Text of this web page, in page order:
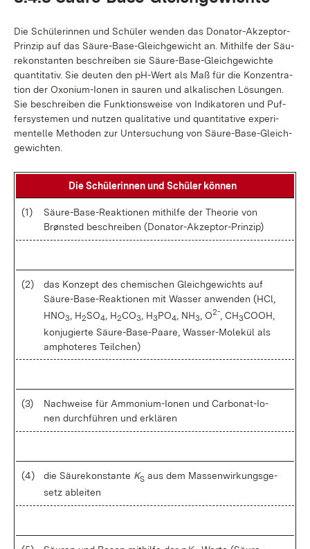
Die Schü­le­rin­nen und Schü­ler wen­den das Do­na­tor-Ak­zep­tor-
Prin­zip auf das Säu­re-Ba­se-Gleich­ge­wicht an. Mit­hil­fe der Säu­
re­kon­stan­ten be­schrei­ben sie Säu­re-Ba­se-Gleich­ge­wich­te
quan­ti­ta­tiv. Sie deu­ten den pH-Wert als Maß für die Kon­zen­tra­
ti­on der Oxo­ni­um-Io­nen in sau­ren und al­ka­li­schen Lö­sun­gen.
Sie be­schrei­ben die Funk­ti­ons­wei­se von In­di­ka­to­ren und Puf­
fer­sys­te­men und nut­zen qua­li­ta­ti­ve und quan­ti­ta­ti­ve ex­pe­ri­
men­tel­le Me­tho­den zur Un­ter­su­chung von Säu­re-Ba­se-Gleich­
ge­wich­ten.
Die Schü­le­rin­nen und Schü­ler kön­nen
(1)
Säu­re-Ba­se-Re­ak­tio­nen mit­hil­fe der Theo­rie von
Brøn­sted be­schrei­ben (Do­na­tor-Ak­zep­tor-Prin­zip)
(2)
das Kon­zept des che­mi­schen Gleich­ge­wichts auf
Säu­re-Ba­se-Re­ak­tio­nen mit Was­ser an­wen­den (HCl,
HNO3 , H2SO4 , H2CO3 , H3PO4 , NH3 , O2- , CH3COOH,
kon­ju­gier­te Säu­re-Ba­se-Paa­re, Was­ser-Mo­le­kül als
am­pho­te­res Teil­chen)
(3)
Nach­wei­se für Am­mo­ni­um-Io­nen und Car­bo­na­t-Io­
nen durch­füh­ren und er­klä­ren
(4) die Säu­re­kon­stan­te KS aus dem Mas­sen­wir­kungs­ge­
setz ab­lei­ten